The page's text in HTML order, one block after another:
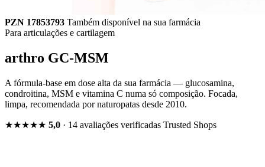
PZN 17853793 Também disponível na sua farmácia
Para articulações e cartilagem
arthro GC-MSM
A fórmula-base em dose alta da sua farmácia — glucosamina,
condroitina, MSM e vitamina C numa só composição. Focada,
limpa, recomendada por naturopatas desde 2010.
★★★★★ 5,0 · 14 avaliações verificadas Trusted Shops